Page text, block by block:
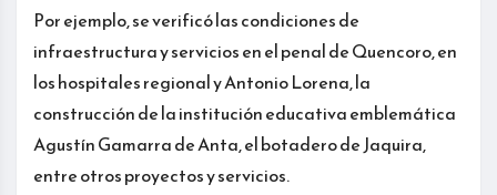
Por ejemplo, se verificó las condiciones de
infraestructura y servicios en el penal de Quencoro, en
los hospitales regional y Antonio Lorena, la
construcción de la institución educativa emblemática
Agustín Gamarra de Anta, el botadero de Jaquira,
entre otros proyectos y servicios.